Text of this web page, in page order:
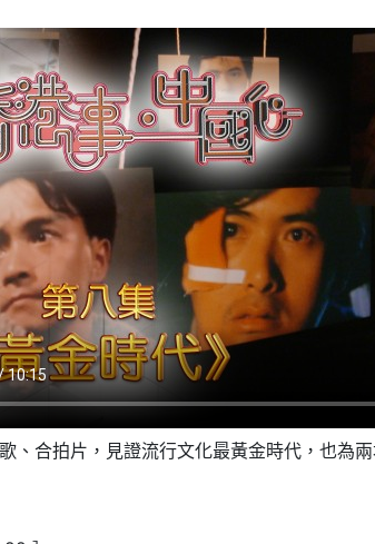
、合拍片，見證流行文化最黃金時代，也為